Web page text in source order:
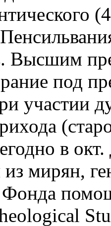
Высшим
под
участии
в окт.
из мирян,
Фонда